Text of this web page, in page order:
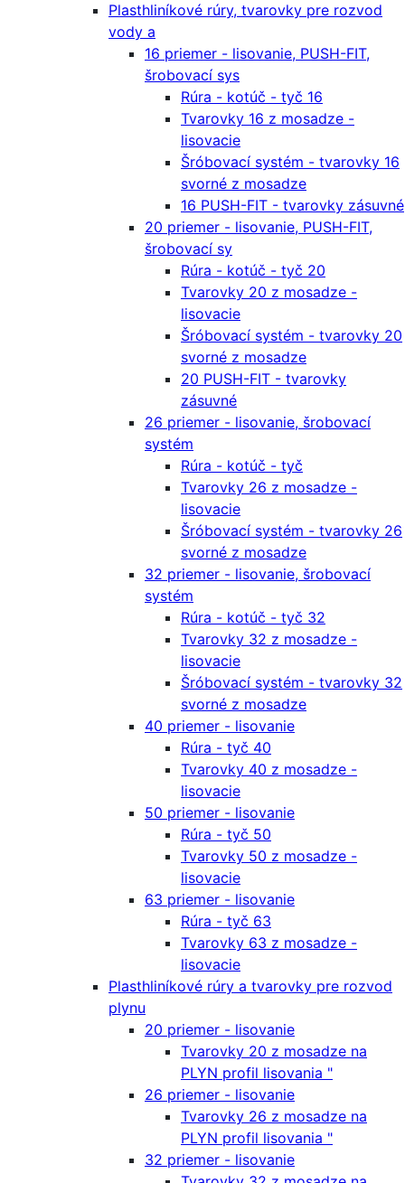
Plasthliníkové rúry, tvarovky pre rozvod
vody a
16 priemer - lisovanie, PUSH-FIT,
šrobovací sys
Rúra - kotúč - tyč 16
Tvarovky 16 z mosadze -
lisovacie
Šróbovací systém - tvarovky 16
svorné z mosadze
16 PUSH-FIT - tvarovky zásuvné
20 priemer - lisovanie, PUSH-FIT,
šrobovací sy
Rúra - kotúč - tyč 20
Tvarovky 20 z mosadze -
lisovacie
Šróbovací systém - tvarovky 20
svorné z mosadze
20 PUSH-FIT - tvarovky
zásuvné
26 priemer - lisovanie, šrobovací
systém
Rúra - kotúč - tyč
Tvarovky 26 z mosadze -
lisovacie
Šróbovací systém - tvarovky 26
svorné z mosadze
32 priemer - lisovanie, šrobovací
systém
Rúra - kotúč - tyč 32
Tvarovky 32 z mosadze -
lisovacie
Šróbovací systém - tvarovky 32
svorné z mosadze
40 priemer - lisovanie
Rúra - tyč 40
Tvarovky 40 z mosadze -
lisovacie
50 priemer - lisovanie
Rúra - tyč 50
Tvarovky 50 z mosadze -
lisovacie
63 priemer - lisovanie
Rúra - tyč 63
Tvarovky 63 z mosadze -
lisovacie
Plasthliníkové rúry a tvarovky pre rozvod
plynu
20 priemer - lisovanie
Tvarovky 20 z mosadze na
PLYN profil lisovania "
26 priemer - lisovanie
Tvarovky 26 z mosadze na
PLYN profil lisovania "
32 priemer - lisovanie